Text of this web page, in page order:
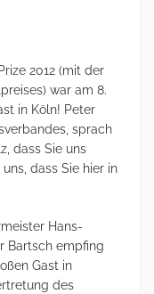
2012 (mit der
war am 8.
in Köln! Peter
sprach
dass Sie uns
dass Sie hier in
Hans-
Bartsch empfing
Gast in
des